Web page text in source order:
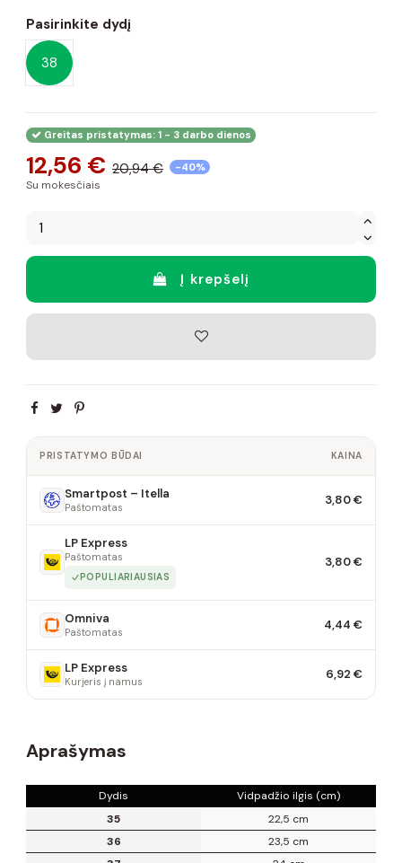
Pasirinkite dydį
38
Greitas pristatymas: 1 - 3 darbo dienos
12,56 € 20,94 € -40%
Su mokesčiais
Į krepšelį
PRISTATYMO BŪDAI KAINA
Smartpost – Itella
Paštomatas 3,80 €
LP Express
Paštomatas
POPULIARIAUSIAS
3,80 €
Omniva
Paštomatas 4,44 €
LP Express
Kurjeris į namus 6,92 €
Aprašymas
Dydis
Vidpadžio ilgis (cm)
35
22,5 cm
36
23,5 cm